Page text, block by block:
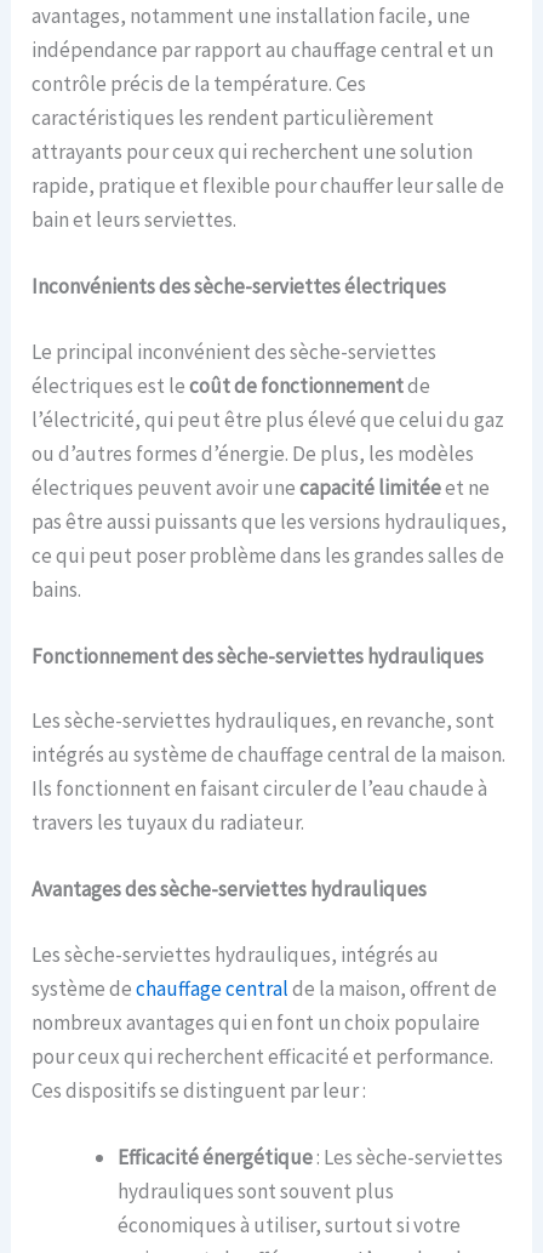
avantages, notamment une installation facile, une
indépendance par rapport au chauffage central et un
contrôle précis de la température. Ces
caractéristiques les rendent particulièrement
attrayants pour ceux qui recherchent une solution
rapide, pratique et flexible pour chauffer leur salle de
bain et leurs serviettes.
Inconvénients des sèche-serviettes électriques
Le principal inconvénient des sèche-serviettes
électriques est lecoût de fonctionnementde
l’électricité, qui peut être plus élevé que celui du gaz
ou d’autres formes d’énergie. De plus, les modèles
électriques peuvent avoir unecapacité limitéeet ne
pas être aussi puissants que les versions hydrauliques,
ce qui peut poser problème dans les grandes salles de
bains.
Fonctionnement des sèche-serviettes hydrauliques
Les sèche-serviettes hydrauliques, en revanche, sont
intégrés au système de chauffage central de la maison.
Ils fonctionnent en faisant circuler de l’eau chaude à
travers les tuyaux du radiateur.
Avantages des sèche-serviettes hydrauliques
Les sèche-serviettes hydrauliques, intégrés au
système dechauffage centralde la maison, offrent de
nombreux avantages qui en font un choix populaire
pour ceux qui recherchent efficacité et performance.
Ces dispositifs se distinguent par leur :
Efficacité énergétique: Les sèche-serviettes
hydrauliques sont souvent plus
économiques à utiliser, surtout si votre